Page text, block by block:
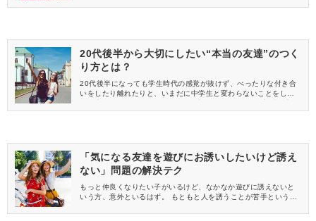
ん。 そこで今回は、大人になったらやめたい友達との付き合い方
20代後半から大切にしたい“本当の友達”のつく
り方とは？
20代後半になっても学生時代の感覚が抜けず、べったりな付き合
いをしたり離れたりと、いまだに中学生と変わらないことをして
人。いつまでも友だちごっこをしている場合ではありません！ 30
おいたほうがあなたの未来もどんどん明るくなるはず♡ そこで今
回は、20代後半から大切にしたい“本当の友達”のつくり方をご紹介
いたします。
「気になる友達を遊びにお誘いしたいけど誘え
ない」問題の解決テク
もっと仲良くなりたい子がいるけど、なかなか遊びに誘えないと
いう方、意外といるはず。 もともと人を誘うことが苦手という方
えるちょっとしたテクニック！ 今回は、友達関係だけではなく恋